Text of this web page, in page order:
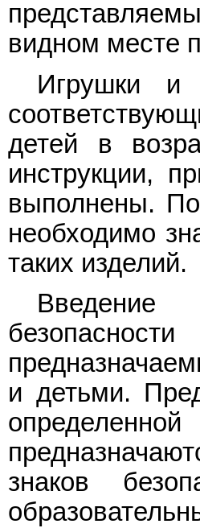
видном месте
Игрушки и
детей в
инструкции,
выполнены.
необходимо
таких изделий.
Введение
и детьми.
знаков